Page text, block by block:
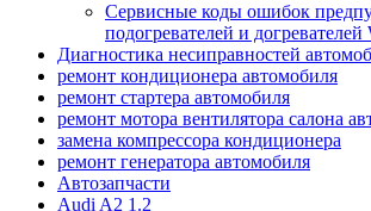
Сервисные коды ошибок
подогревателей и догревателей
Диагностика несиправностей
ремонт кондиционера автомобиля
ремонт стартера автомобиля
ремонт мотора вентилятора салона
замена компрессора кондиционера
ремонт генератора автомобиля
Автозапчасти
Audi A2 1.2